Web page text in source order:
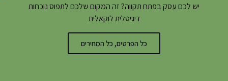
יש לכם עסק בפתח תקווה? זה המקום שלכם לתפוס נוכחות
דיגיטלית לוקאלית
כל הפרטים, כל המחירים